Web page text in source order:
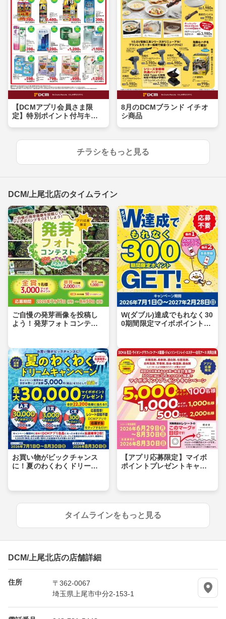
【DCMアプリ会員さま限
定】特別ポイント付与キャ
8月のDCMブランド イチオ
シ商品
チラシをもっと見る
DCM/上尾北店のタイムライン
ご自慢の発芽画像を投稿し
よう！発芽フォトコンテス
W(ダブル)達成でもれなく30
0期間限定マイボポイントG
お買い物がビックチャンス
に！夏のわくわくドリーム
【アプリ応募限定】マイボ
ポイントプレゼントキャン
タイムラインをもっと見る
DCM/上尾北店の店舗詳細
住所
〒362-0067
埼玉県上尾市中分2-153-1